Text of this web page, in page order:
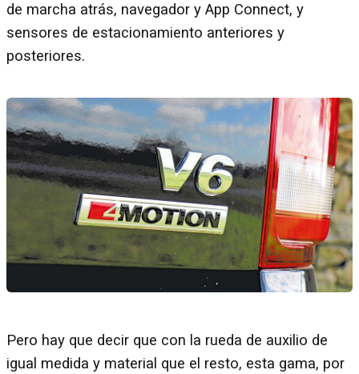
de marcha atrás, navegador y App Connect, y
sensores de estacionamiento anteriores y
posteriores.
Pero hay que decir que con la rueda de auxilio de
igual medida y material que el resto, esta gama, por